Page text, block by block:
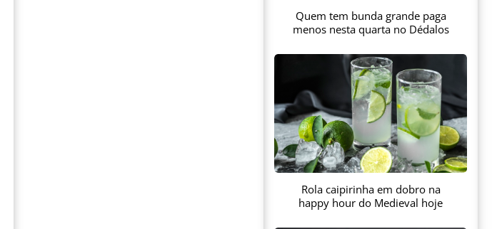
Quem tem bunda grande paga
menos nesta quarta no Dédalos
Rola caipirinha em dobro na
happy hour do Medieval hoje